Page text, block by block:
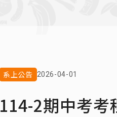
系上公告 2026-04-01
114-2期中考考